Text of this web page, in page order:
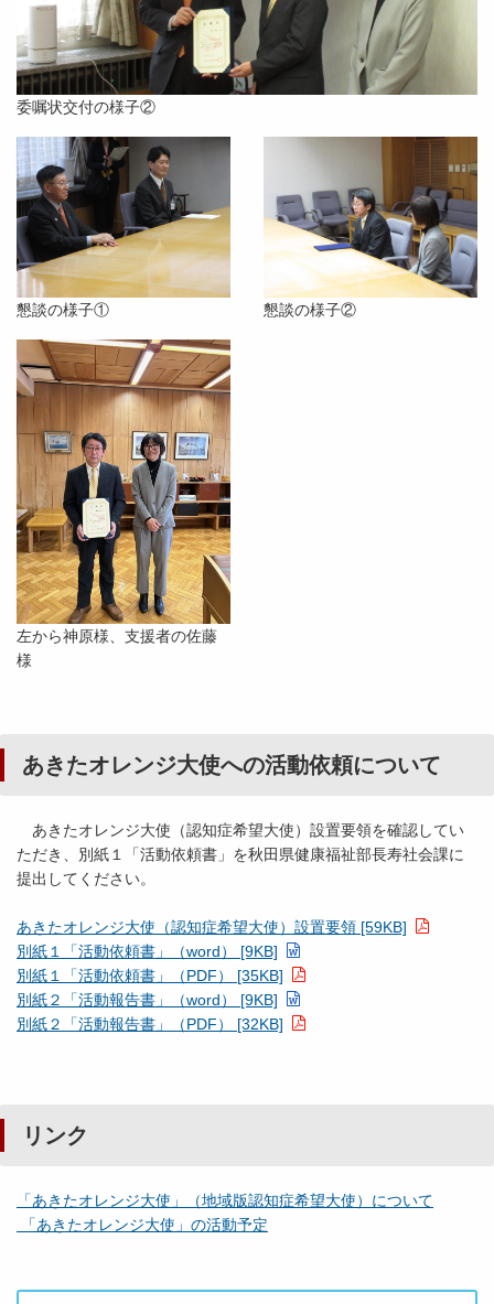
委嘱状交付の様子②
懇談の様子① 懇談の様子②
左から神原様、支援者の佐藤
様
あきたオレンジ大使への活動依頼について
あきたオレンジ大使（認知症希望大使）設置要領を確認してい
ただき、別紙１「活動依頼書」を秋田県健康福祉部長寿社会課に
提出してください。
あきたオレンジ大使（認知症希望大使）設置要領 [59KB]
別紙１「活動依頼書」（word） [9KB]
別紙１「活動依頼書」（PDF） [35KB]
別紙２「活動報告書」（word） [9KB]
別紙２「活動報告書」（PDF） [32KB]
リンク
「あきたオレンジ大使」（地域版認知症希望大使）について
「あきたオレンジ大使」の活動予定